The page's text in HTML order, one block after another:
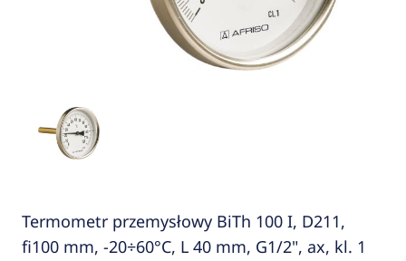
Termometr przemysłowy BiTh 100 I, D211,
fi100 mm, -20÷60°C, L 40 mm, G1/2", ax, kl. 1